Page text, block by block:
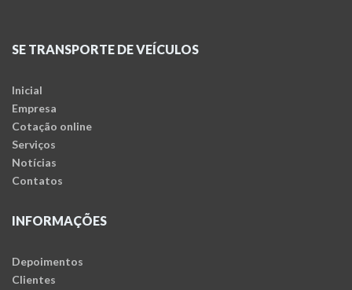
SE TRANSPORTE DE VEÍCULOS
Inicial
Empresa
Cotação online
Serviços
Notícias
Contatos
INFORMAÇÕES
Depoimentos
Clientes